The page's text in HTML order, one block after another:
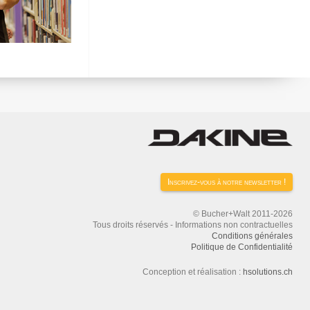
Inscrivez-vous à notre newsletter !
© Bucher+Walt 2011-2026
Tous droits réservés - Informations non contractuelles
Conditions générales
Politique de Confidentialité
Conception et réalisation : hsolutions.ch